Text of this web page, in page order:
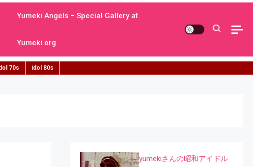
Yumeki Angels – Special Gallery at
Yumeki.org
70s idol 80s
yumekiさんの昭和アイドル